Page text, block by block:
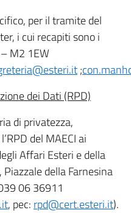
per il tramite del
i cui recapiti sono i
M2 1EW
;
dei Dati (RPD)
di privatezza,
del MAECI ai
Affari Esteri e della
della Farnesina
06 36911
, pec: rpd@cert.esteri.it).